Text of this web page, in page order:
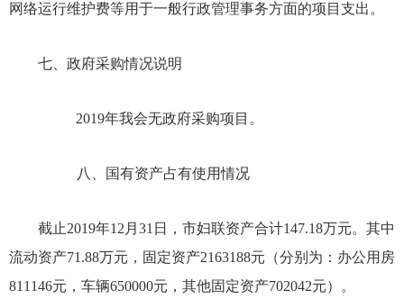
网络运行维护费等用于一般行政管理事务方面的项目支出。
七、 政府采购情况说明
2019年我会无政府采购项目。
八、国有资产占有使用情况
截止2019年12月31日，市妇联资产合计147.18万元。其中
流动资产71.88万元，固定资产2163188元（分别为：办公用房
811146元，车辆650000元，其他固定资产702042元）。